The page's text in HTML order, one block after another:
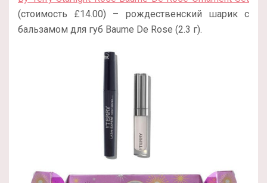
(стоимость £14.00) – рождественский шарик с
бальзамом для губ Baume De Rose (2.3 г).